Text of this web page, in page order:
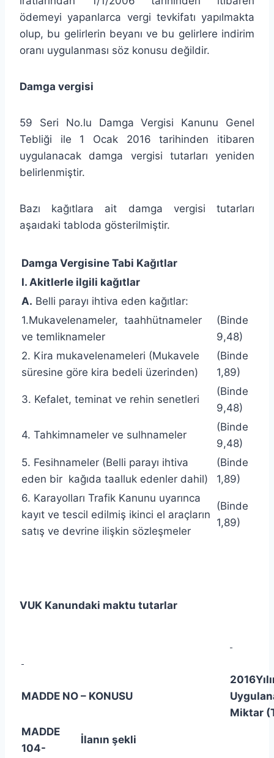
ödemeyi yapanlarca vergi tevkifatı yapılmakta
olup, bu gelirlerin beyanı ve bu gelirlere indirim
oranı uygulanması söz konusu değildir.
Damga vergisi
59 Seri No.lu Damga Vergisi Kanunu Genel
Tebliği ile 1 Ocak 2016 tarihinden itibaren
uygulanacak damga vergisi tutarları yeniden
belirlenmiştir.
Bazı kağıtlara ait damga vergisi tutarları
aşaıdaki tabloda gösterilmiştir.
Damga Vergisine Tabi Kağıtlar
I. Akitlerle ilgili kağıtlar
A. Belli parayı ihtiva eden kağıtlar:
1.Mukavelenameler, taahhütnameler
ve temliknameler
(Binde
9,48)
2. Kira mukavelenameleri (Mukavele
süresine göre kira bedeli üzerinden)
(Binde
1,89)
3. Kefalet, teminat ve rehin senetleri
(Binde
9,48)
4. Tahkimnameler ve sulhnameler
(Binde
9,48)
5. Fesihnameler (Belli parayı ihtiva
eden bir kağıda taalluk edenler dahil)
(Binde
1,89)
6. Karayolları Trafik Kanunu uyarınca
kayıt ve tescil edilmiş ikinci el araçların
satış ve devrine ilişkin sözleşmeler
(Binde
1,89)
VUK Kanundaki maktu tutarlar
MADDE NO – KONUSU
Miktar
MADDE
104-
İlanın şekli